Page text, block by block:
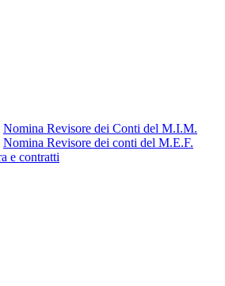
Nomina Revisore dei Conti del M.I.M.
Nomina Revisore dei conti del M.E.F.
e contratti